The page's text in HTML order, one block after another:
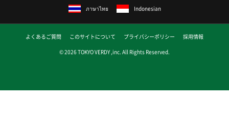
ภาษาไทย
Indonesian
よくあるご質問 このサイトについて プライバシーポリシー
採用情報
© 2026 TOKYO VERDY ,inc. All Rights Reserved.